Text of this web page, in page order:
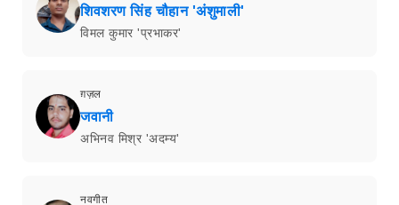
शिवशरण सिंह चौहान 'अंशुमाली'
विमल कुमार 'प्रभाकर'
ग़ज़ल
जवानी
अभिनव मिश्र 'अदम्य'
नवगीत